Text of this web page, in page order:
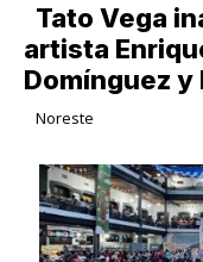
Tato Vega
artista
Domínguez y
Noreste